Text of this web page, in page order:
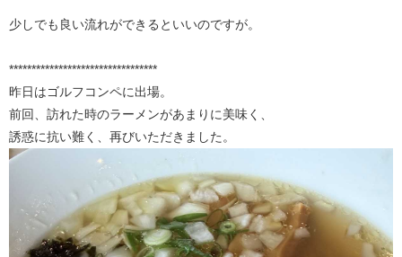
少しでも良い流れができるといいのですが。
*********************************
昨日はゴルフコンペに出場。
前回、訪れた時のラーメンがあまりに美味く、
誘惑に抗い難く、再びいただきました。